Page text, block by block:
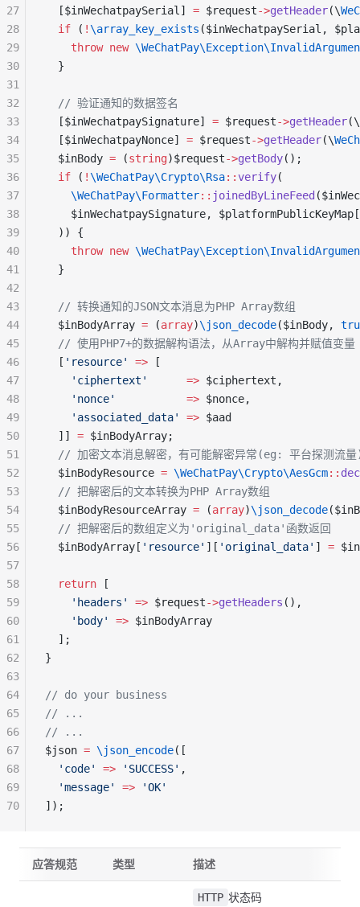
  [$inWechatpaySerial]
= $request->getHeader(\
  if
( !\array_key_exists ($inWechatpaySerial,
    throw
new
  }
  // 验证通知的数据签名
  [$inWechatpaySignature]
= $request->getHeader(\
  [$inWechatpayNonce]
= $request->getHeader(\
  $inBody
= (string)$request->getBody();
  if
( !\WeChatPay\Crypto\Rsa::verify(
    \WeChatPay\Formatter
:: joinedByLineFeed
$inWechatpaySignature,
  )) {
    throw
new
  }
  // 转换通知的JSON文本消息为PHP Array数组
  $inBodyArray
= (array)\json_decode($inBody,
  // 使用PHP7+的数据解构语法，从Array中解构并赋值变量
  [
'resource' => [
    'ciphertext'
      =>
$ciphertext,
    'nonce'
           =>
$nonce,
    'associated_data'
=> $aad
  ]]
= $inBodyArray;
// 加密文本消息解密，有可能解密异常(eg: 平台探测
  $inBodyResource
= \WeChatPay\Crypto\AesGcm::
  // 把解密后的文本转换为PHP Array数组
  $inBodyResourceArray
= (array)\json_decode
  // 把解密后的数组定义为'original_data'函数返回
  $inBodyArray[
'resource' ][ 'original_data' ] =
  return
[
    'headers'
=> $request->getHeaders (),
    'body'
=> $inBodyArray
  ];
}
// do your business
// ...
// ...
$json = \json_encode([
  'code'
=> 'SUCCESS' ,
  'message'
=> 'OK'
]);
27
28
29
30
31
32
33
34
35
36
37
38
39
40
41
42
43
44
45
46
47
48
49
50
51
52
53
54
55
56
57
58
59
60
61
62
63
64
65
66
67
68
69
70
应答规范 类型 描述
HTTP 状态码